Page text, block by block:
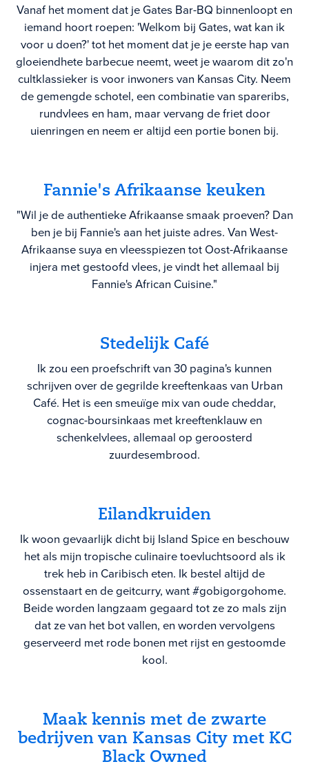
Vanaf het moment dat je Gates Bar-BQ binnenloopt en
iemand hoort roepen: 'Welkom bij Gates, wat kan ik
voor u doen?' tot het moment dat je je eerste hap van
gloeiendhete barbecue neemt, weet je waarom dit zo'n
cultklassieker is voor inwoners van Kansas City. Neem
de gemengde schotel, een combinatie van spareribs,
rundvlees en ham, maar vervang de friet door
uienringen en neem er altijd een portie bonen bij.
Fannie's Afrikaanse keuken
"Wil je de authentieke Afrikaanse smaak proeven? Dan
ben je bij Fannie's aan het juiste adres. Van West-
Afrikaanse suya en vleesspiezen tot Oost-Afrikaanse
injera met gestoofd vlees, je vindt het allemaal bij
Fannie's African Cuisine."
Stedelijk Café
Ik zou een proefschrift van 30 pagina's kunnen
schrijven over de gegrilde kreeftenkaas van Urban
Café. Het is een smeuïge mix van oude cheddar,
cognac-boursinkaas met kreeftenklauw en
schenkelvlees, allemaal op geroosterd
zuurdesembrood.
Eilandkruiden
Ik woon gevaarlijk dicht bij Island Spice en beschouw
het als mijn tropische culinaire toevluchtsoord als ik
trek heb in Caribisch eten. Ik bestel altijd de
ossenstaart en de geitcurry, want #gobigorgohome.
Beide worden langzaam gegaard tot ze zo mals zijn
dat ze van het bot vallen, en worden vervolgens
geserveerd met rode bonen met rijst en gestoomde
kool.
Maak kennis met de zwarte
bedrijven van Kansas City met KC
Black Owned